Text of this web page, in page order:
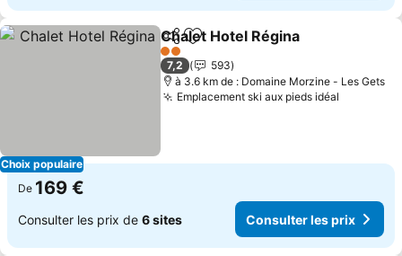
Choix populaire
PartagerAjouter à mes favoris
Chalet Hotel Régina
2 Étoiles
7,2
593
à 3.6 km de : Domaine Morzine - Les Gets
Emplacement ski aux pieds idéal
De 169 €
Consulter les prix de 6 sites Consulter les prix